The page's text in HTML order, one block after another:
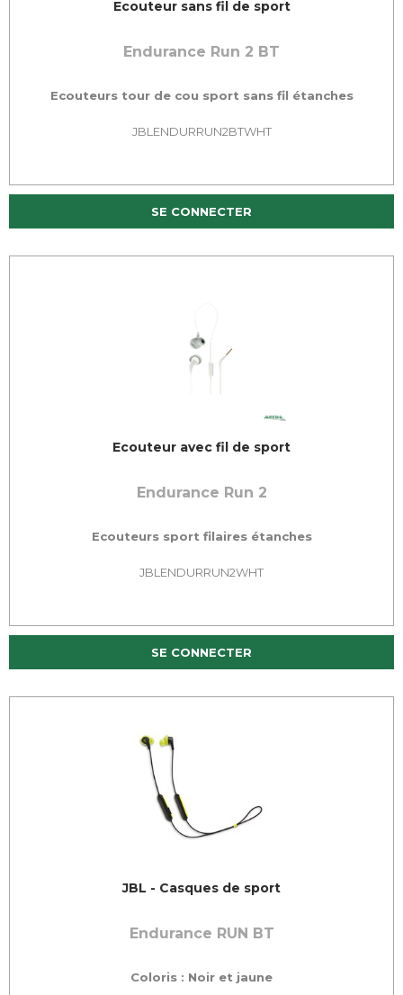
Ecouteur sans fil de sport
Endurance Run 2 BT
Ecouteurs tour de cou sport sans fil étanches
JBLENDURRUN2BTWHT
SE CONNECTER
Ecouteur avec fil de sport
Endurance Run 2
Ecouteurs sport filaires étanches
JBLENDURRUN2WHT
SE CONNECTER
JBL - Casques de sport
Endurance RUN BT
Coloris : Noir et jaune